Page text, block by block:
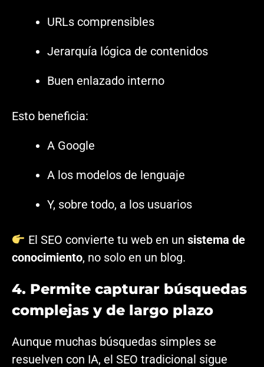
URLs comprensibles
Jerarquía lógica de contenidos
Buen enlazado interno
Esto beneficia:
A Google
A los modelos de lenguaje
Y, sobre todo, a los usuarios
El SEO convierte tu web en un sistema de
conocimiento, no solo en un blog.
4. Permite capturar búsquedas
complejas y de largo plazo
Aunque muchas búsquedas simples se
resuelven con IA, el SEO tradicional sigue